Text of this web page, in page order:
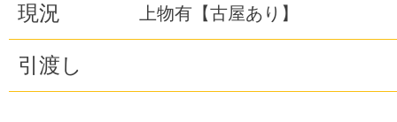
現況 上物有【古屋あり】
引渡し